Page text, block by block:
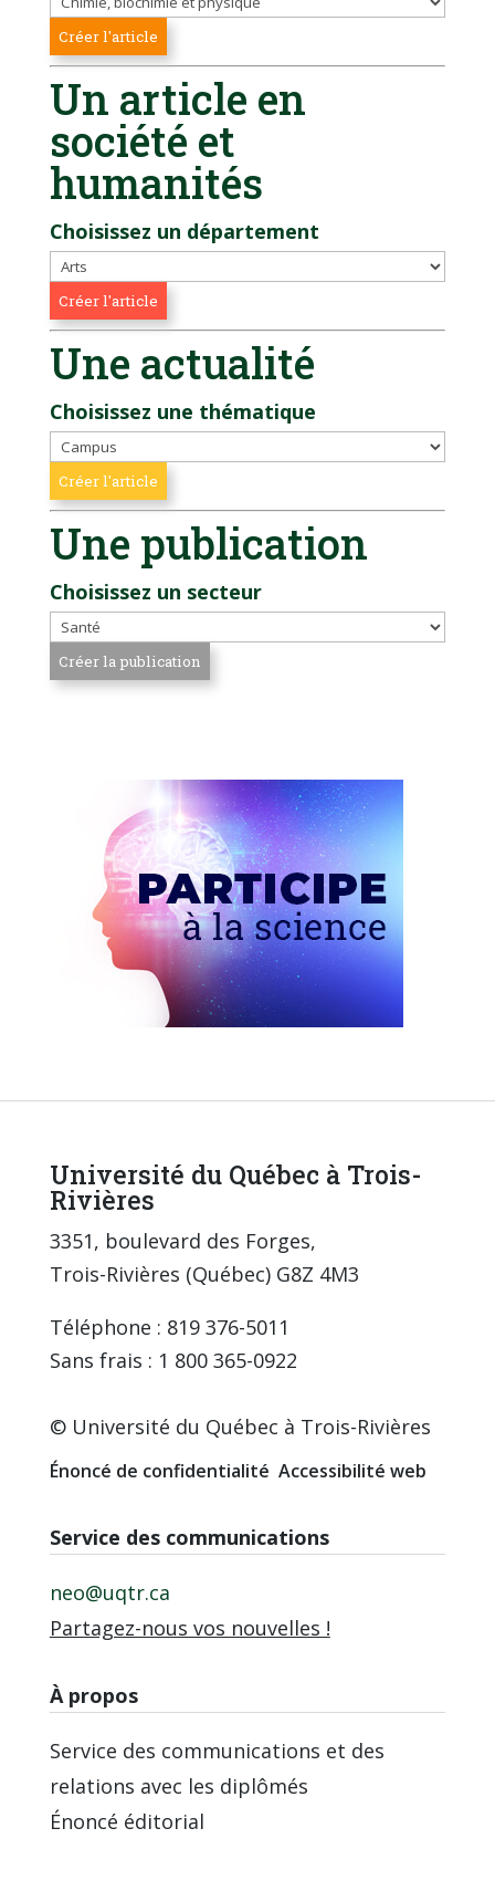
Un article en
société et
humanités
Choisissez un département
Une actualité
Choisissez une thématique
Une publication
Choisissez un secteur
Université du Québec à Trois-
Rivières
3351, boulevard des Forges,
Trois-Rivières (Québec) G8Z 4M3
Téléphone : 819 376-5011
Sans frais : 1 800 365-0922
© Université du Québec à Trois-Rivières
Énoncé de confidentialité Accessibilité web
Service des communications
neo@uqtr.ca
Partagez-nous vos nouvelles !
À propos
Service des communications et des
relations avec les diplômés
Énoncé éditorial